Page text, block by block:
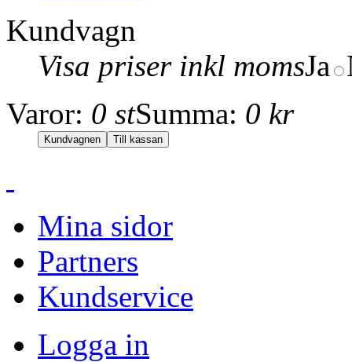
Kundvagn
Visa priser inkl momsJa
Varor: 0 stSumma: 0 kr
Mina sidor
Partners
Kundservice
Logga in